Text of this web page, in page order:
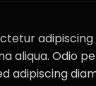
aliqua. Odio
adipiscing